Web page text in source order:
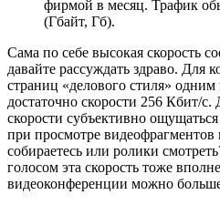
фирмой в месяц. Трафик
(Гбайт, Гб).
Сама по себе высокая скорость
давайте рассуждать здраво. Для
страниц «делового стиля» одним
достаточно скорости 256 Кбит/
скорости субъективно
при просмотре видеофрагментов
собираетесь или ролики
голосом эта скорость тоже
видеоконференции можно